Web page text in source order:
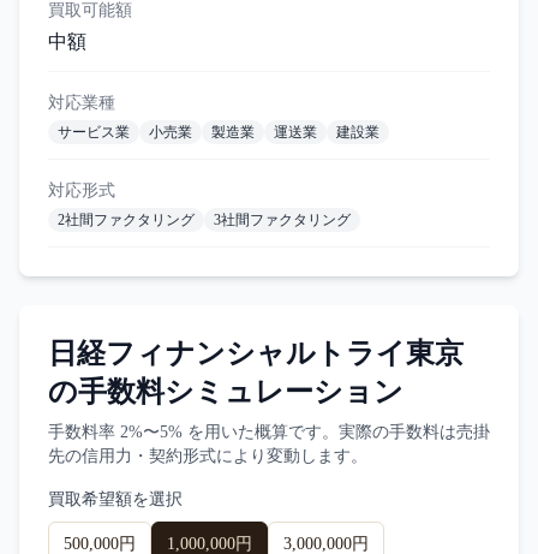
買取可能額
中額
対応業種
サービス業 小売業 製造業 運送業 建設業
対応形式
2社間ファクタリング 3社間ファクタリング
日経フィナンシャルトライ東京
の手数料シミュレーション
手数料率 2%〜5% を用いた概算です。実際の手数料は売掛
先の信用力・契約形式により変動します。
買取希望額を選択
500,000円 1,000,000円 3,000,000円